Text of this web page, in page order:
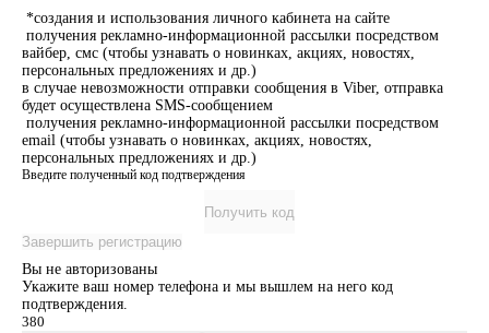
*создания и использования личного кабинета на сайте
получения рекламно-информационной рассылки посредством
вайбер, смс (чтобы узнавать о новинках, акциях, новостях,
персональных предложениях и др.)
в случае невозможности отправки сообщения в Viber, отправка
будет осуществлена SMS-сообщением
получения рекламно-информационной рассылки посредством
email (чтобы узнавать о новинках, акциях, новостях,
персональных предложениях и др.)
Введите полученный код подтверждения
Получить код
Завершить регистрацию
Вы не авторизованы
Укажите ваш номер телефона и мы вышлем на него код
подтверждения.